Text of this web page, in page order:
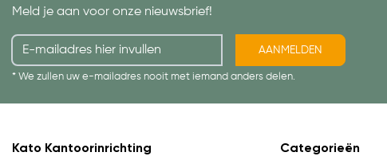
Meld je aan voor onze nieuwsbrief!
AANMELDEN
* We zullen uw e-mailadres nooit met iemand anders delen.
Kato Kantoorinrichting Categorieën